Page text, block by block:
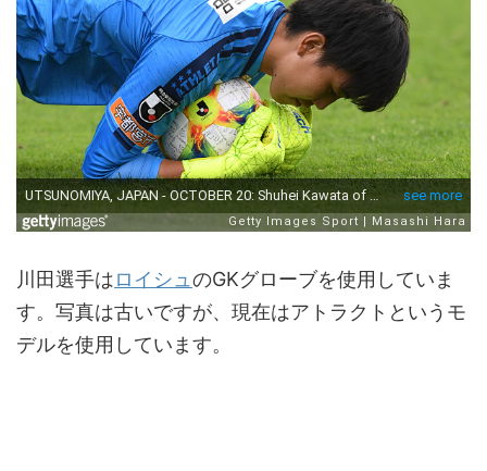
川田選手はロイシュのGKグローブを使用していま
す。写真は古いですが、現在はアトラクトというモ
デルを使用しています。